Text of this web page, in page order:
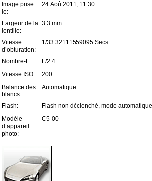
Image prise
le:
24 Aoû 2011, 11:30
Largeur de la
lentille:
3.3 mm
Vitesse
d’obturation:
1/33.32111559095 Secs
Nombre-F:
F/2.4
Vitesse ISO:
200
Balance des
blancs:
Automatique
Flash:
Flash non déclenché, mode automatique
Modèle
d’appareil
photo:
C5-00